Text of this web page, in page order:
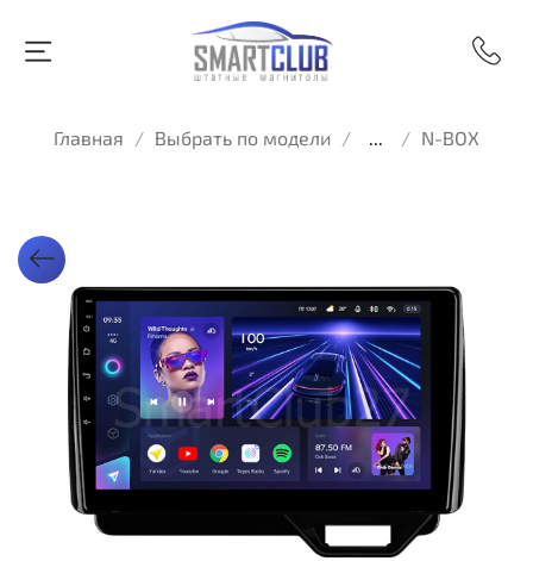
Главная Выбрать по модели ... N-BOX